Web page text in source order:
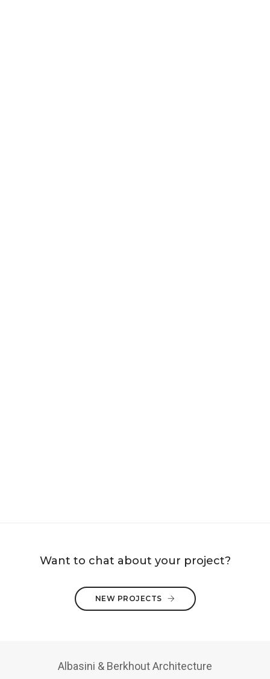
Want to chat about your project?
NEW PROJECTS
Albasini & Berkhout Architecture